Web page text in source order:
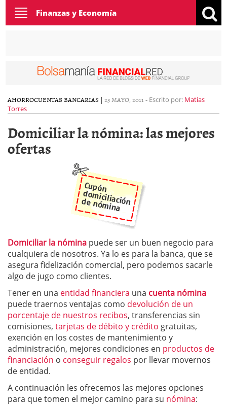
Toggle
navigation
Finanzas y Economía
AHORROCUENTAS BANCARIAS | 23 MAYO, 2011 - Escrito por: Matias
Torres
Domiciliar la nómina: las mejores
ofertas
Domiciliar la nómina puede ser un buen negocio para
cualquiera de nosotros. Ya lo es para la banca, que se
asegura fidelización comercial, pero podemos sacarle
algo de jugo como clientes.
Tener en una entidad financiera una cuenta nómina
puede traernos ventajas como devolución de un
porcentaje de nuestros recibos, transferencias sin
comisiones, tarjetas de débito y crédito gratuitas,
exención en los costes de mantenimiento y
administración, mejores condiciones en productos de
financiación o conseguir regalos por llevar movernos
de entidad.
A continuación les ofrecemos las mejores opciones
para que tomen el mejor camino para su nómina: